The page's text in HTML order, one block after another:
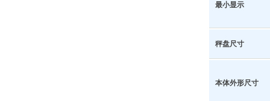
最小显示
秤盘尺寸
本体外形尺寸